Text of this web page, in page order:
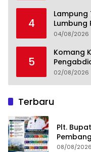
4
Lampung
Lumbung
Menuju
04/08/2026
5
Komang
02/08/2026
Terbaru
Plt.
pada
08/08/2026